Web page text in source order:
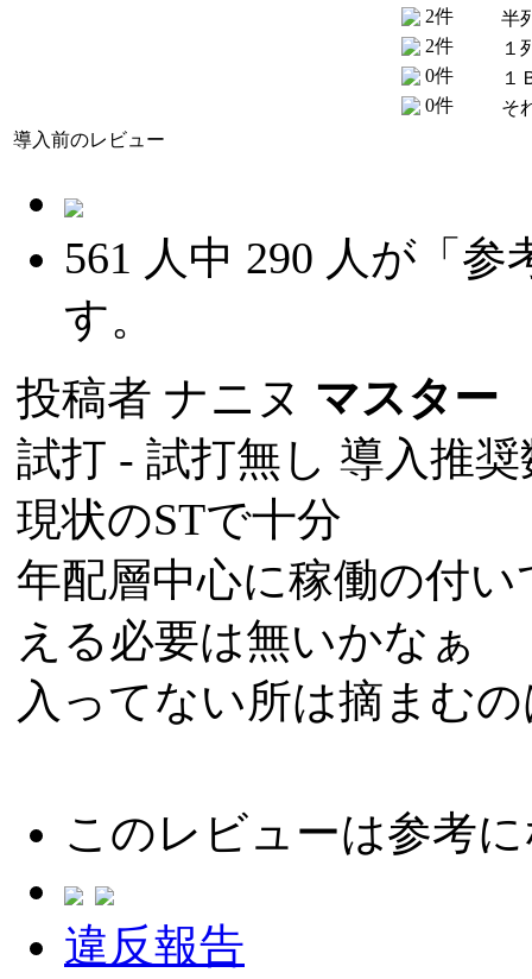
2件
2件
0件
0件
半
１
１
そ
導入前のレビュー
561 人中 290 人が「参
す。
投稿者 ナニヌ マスター
試打 - 試打無し 導入推
現状のSTで十分
年配層中心に稼働の付
える必要は無いかなぁ
入ってない所は摘まむ
このレビューは参考
違反報告